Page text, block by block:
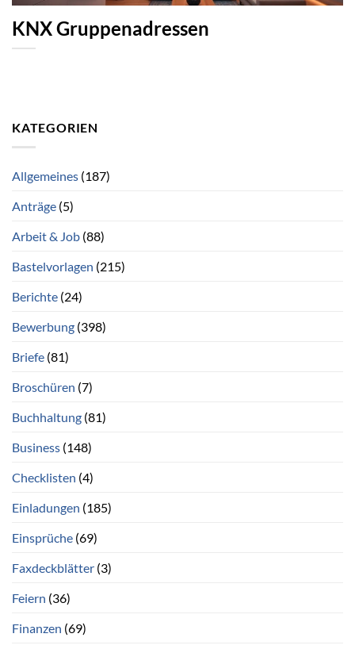
KNX Gruppenadressen
KATEGORIEN
Allgemeines (187)
Anträge (5)
Arbeit & Job (88)
Bastelvorlagen (215)
Berichte (24)
Bewerbung (398)
Briefe (81)
Broschüren (7)
Buchhaltung (81)
Business (148)
Checklisten (4)
Einladungen (185)
Einsprüche (69)
Faxdeckblätter (3)
Feiern (36)
Finanzen (69)